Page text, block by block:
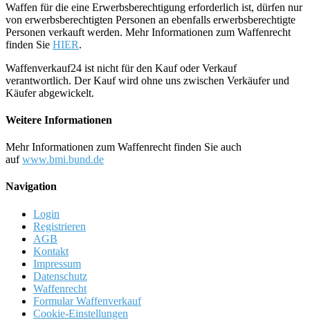
Waffen für die eine Erwerbsberechtigung erforderlich ist, dürfen nur
von erwerbsberechtigten Personen an ebenfalls erwerbsberechtigte
Personen verkauft werden. Mehr Informationen zum Waffenrecht
finden Sie HIER.
Waffenverkauf24 ist nicht für den Kauf oder Verkauf
verantwortlich. Der Kauf wird ohne uns zwischen Verkäufer und
Käufer abgewickelt.
Weitere Informationen
Mehr Informationen zum Waffenrecht finden Sie auch
aufwww.bmi.bund.de
Navigation
Login
Registrieren
AGB
Kontakt
Impressum
Datenschutz
Waffenrecht
Formular Waffenverkauf
Cookie-Einstellungen